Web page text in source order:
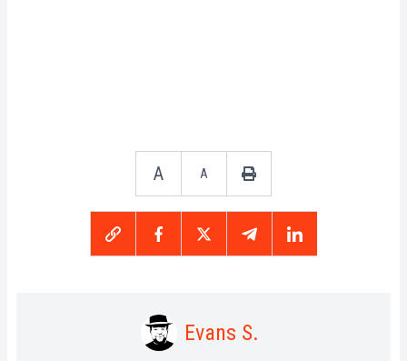
A A
Evans S.